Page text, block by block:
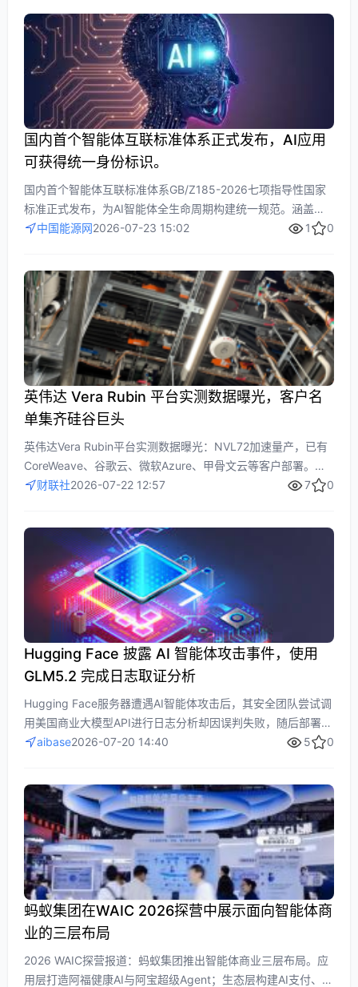
国内首个智能体互联标准体系正式发布，AI应用
可获得统一身份标识。
国内首个智能体互联标准体系GB/Z185-2026七项指导性国家
标准正式发布，为AI智能体全生命周期构建统一规范。涵盖智
能体身份码、能力描述、跨域协作等七大核心环节，首批发放
为全球AI治理贡献中国方案。
中国能源网2026-07-23 15:02 1 0
英伟达 Vera Rubin 平台实测数据曝光，客户名
单集齐硅谷巨头
英伟达Vera Rubin平台实测数据曝光：NVL72加速量产，已有
CoreWeave、谷歌云、微软Azure、甲骨文云等客户部署。
Vera CPU针对AI智能体时代设计，单线程性能较竞争对手提升
场，应对AMD Helios等竞争。
财联社2026-07-22 12:57 7 0
Hugging Face 披露 AI 智能体攻击事件，使用
GLM5.2 完成日志取证分析
Hugging Face服务器遭遇AI智能体攻击后，其安全团队尝试调
用美国商业大模型API进行日志分析却因误判失败，随后部署开
源中国模型GLM5.2完成取证调查。事件凸显AI智能体攻击日益
aibase2026-07-20 14:40 5 0
蚂蚁集团在WAIC 2026探营中展示面向智能体商
业的三层布局
2026 WAIC探营报道：蚂蚁集团推出智能体商业三层布局。应
用层打造阿福健康AI与阿宝超级Agent；生态层构建AI支付、开